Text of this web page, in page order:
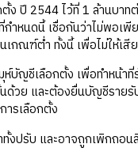
ง ปี 2544 ไว้ที่ 1 ล้านบา
ำหนดนี้ เชื่อกันว่าไม่พอเ
กณฑ์ต่ำ ทั้งนี้ เพื่อไม่ให้เ
ญชีเลือกตั้ง เพื่อทำหน้า
วย และต้องยื่นบัญชีราย
รเลือกตั้ง
ทั้งปรับ และอาจถูกเพิกถอ